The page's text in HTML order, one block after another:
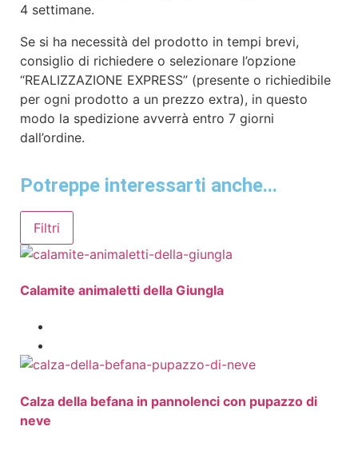
4 settimane.
Se si ha necessità del prodotto in tempi brevi,
consiglio di richiedere o selezionare l’opzione
“REALIZZAZIONE EXPRESS” (presente o richiedibile
per ogni prodotto a un prezzo extra), in questo
modo la spedizione avverrà entro 7 giorni
dall’ordine.
Potreppe interessarti anche...
Filtri
Calamite animaletti della Giungla
Calza della befana in pannolenci con pupazzo di
neve